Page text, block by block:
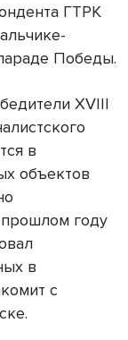
ГТРК
Победы.
XVIII
в
объектов
году
в
с